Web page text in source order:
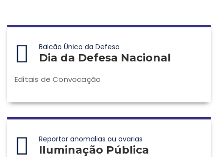
Balcão Único da Defesa
Dia da Defesa Nacional
Editais de Convocação
Reportar anomalias ou avarias
Iluminação Pública